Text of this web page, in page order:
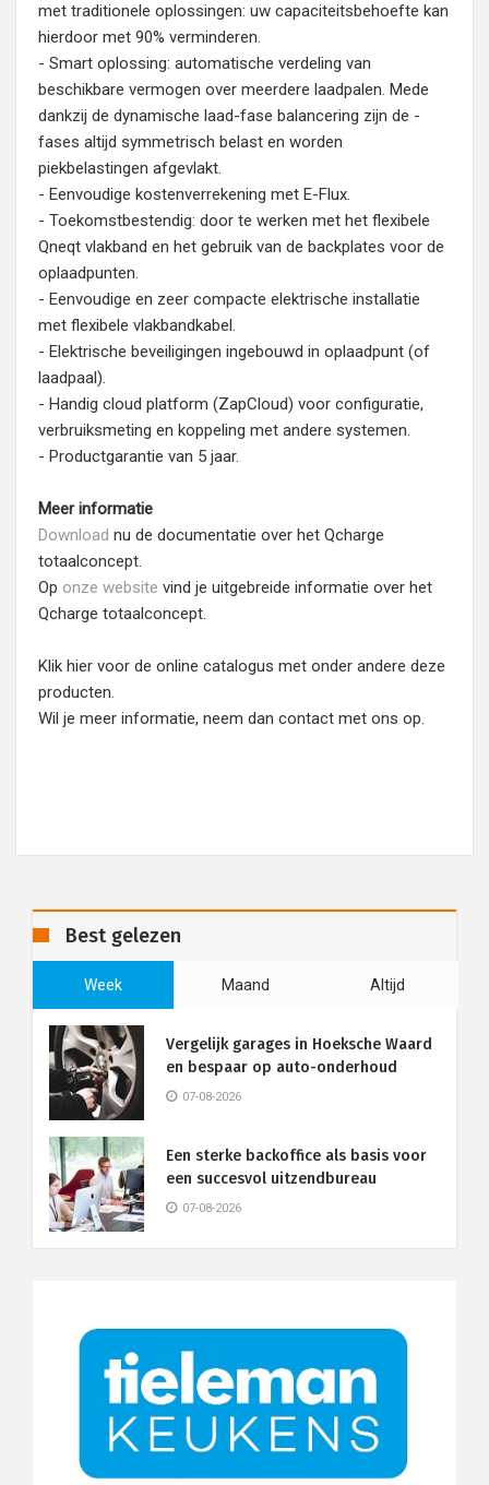
met traditionele oplossingen: uw capaciteitsbehoefte kan
hierdoor met 90% verminderen.
- Smart oplossing: automatische verdeling van
beschikbare vermogen over meerdere laadpalen. Mede
dankzij de dynamische laad-fase balancering zijn de -
fases altijd symmetrisch belast en worden
piekbelastingen afgevlakt.
- Eenvoudige kostenverrekening met E-Flux.
- Toekomstbestendig: door te werken met het flexibele
Qneqt vlakband en het gebruik van de backplates voor de
oplaadpunten.
- Eenvoudige en zeer compacte elektrische installatie
met flexibele vlakbandkabel.
- Elektrische beveiligingen ingebouwd in oplaadpunt (of
laadpaal).
- Handig cloud platform (ZapCloud) voor configuratie,
verbruiksmeting en koppeling met andere systemen.
- Productgarantie van 5 jaar.
Meer informatie
Download nu de documentatie over het Qcharge
totaalconcept.
Op onze website vind je uitgebreide informatie over het
Qcharge totaalconcept.
Klik hier voor de online catalogus met onder andere deze
producten.
Wil je meer informatie, neem dan contact met ons op.
Best gelezen
Week Maand Altijd
Vergelijk garages in Hoeksche Waard
en bespaar op auto-onderhoud
07-08-2026
Een sterke backoffice als basis voor
een succesvol uitzendbureau
07-08-2026